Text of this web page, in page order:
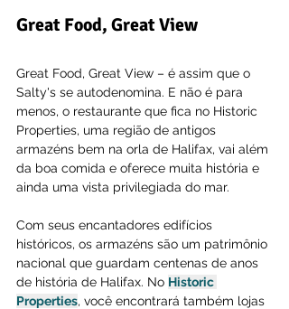
Great Food, Great View
Great Food, Great View – é assim que o
Salty's se autodenomina. E não é para
menos, o restaurante que fica no Historic
Properties, uma região de antigos
armazéns bem na orla de Halifax, vai além
da boa comida e oferece muita história e
ainda uma vista privilegiada do mar.
Com seus encantadores edifícios
históricos, os armazéns são um patrimônio
nacional que guardam centenas de anos
de história de Halifax. No Historic
Properties, você encontrará também lojas